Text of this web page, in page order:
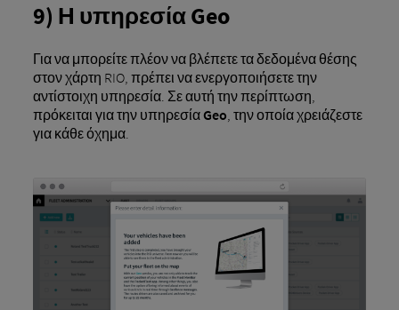
9) Η υπηρεσία Geo
Για να μπορείτε πλέον να βλέπετε τα δεδομένα θέσης
στον χάρτη RIO, πρέπει να ενεργοποιήσετε την
αντίστοιχη υπηρεσία. Σε αυτή την περίπτωση,
πρόκειται για την υπηρεσία Geo , την οποία χρειάζεστε
για κάθε όχημα.